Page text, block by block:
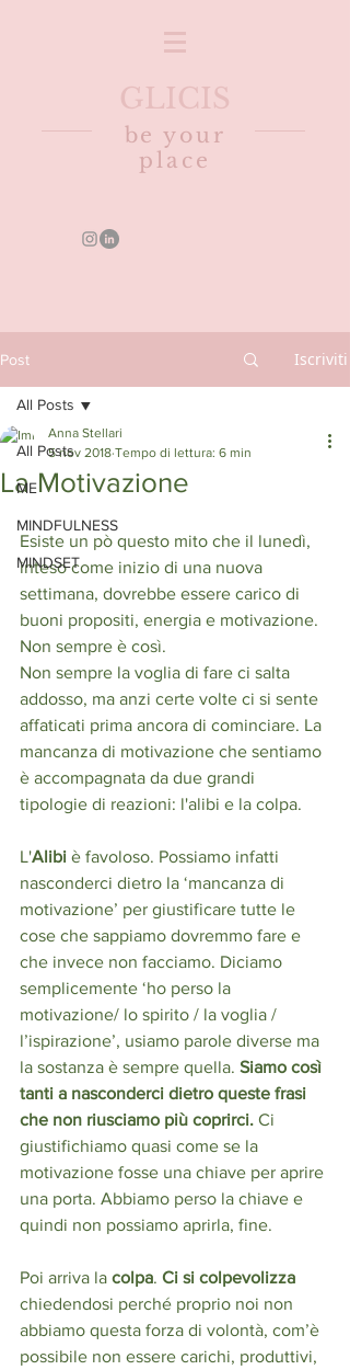
be your
place
GLICIS
Post Iscriviti
All Posts
ME
MINDFULNESS
MINDSET
All Posts
La Motivazione
Anna Stellari
5 nov 2018 Tempo di lettura: 6 min
Esiste un pò questo mito che il lunedì,
inteso come inizio di una nuova
settimana, dovrebbe essere carico di
buoni propositi, energia e motivazione.
Non sempre è così.
Non sempre la voglia di fare ci salta
addosso, ma anzi certe volte ci si sente
affaticati prima ancora di cominciare. La
mancanza di motivazione che sentiamo
è accompagnata da due grandi
tipologie di reazioni: l'alibi e la colpa.
L'Alibi è favoloso. Possiamo infatti
nasconderci dietro la ‘mancanza di
motivazione’ per giustificare tutte le
cose che sappiamo dovremmo fare e
che invece non facciamo. Diciamo
semplicemente ‘ho perso la
motivazione/ lo spirito / la voglia /
l’ispirazione’, usiamo parole diverse ma
la sostanza è sempre quella. Siamo così
tanti a nasconderci dietro queste frasi
che non riusciamo più coprirci. Ci
giustifichiamo quasi come se la
motivazione fosse una chiave per aprire
una porta. Abbiamo perso la chiave e
quindi non possiamo aprirla, fine.
Poi arriva la colpa. Ci si colpevolizza
chiedendosi perché proprio noi non
abbiamo questa forza di volontà, com’è
possibile non essere carichi, produttivi,